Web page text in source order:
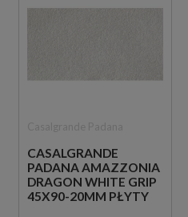
CASALGRANDE
PADANA AMAZZONIA
DRAGON WHITE GRIP
45X90-20MM PŁYTY